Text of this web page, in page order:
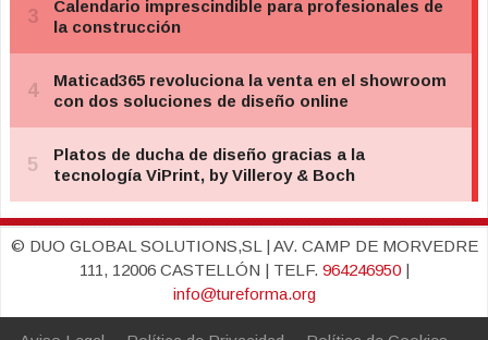
© DUO GLOBAL SOLUTIONS,SL | AV. CAMP DE MORVEDRE
111, 12006 CASTELLÓN | TELF. 964246950|
info@tureforma.org